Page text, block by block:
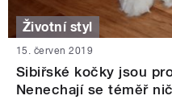
Životní styl
15. červen 2019
Sibiřské kočky jsou
Nenechají se téměř